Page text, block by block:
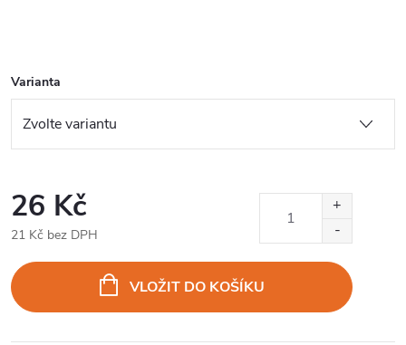
Varianta
26 Kč
21 Kč bez DPH
cena:
VLOŽIT DO KOŠÍKU